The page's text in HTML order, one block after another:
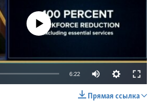
source currently available
6:22
Прямая ссылка